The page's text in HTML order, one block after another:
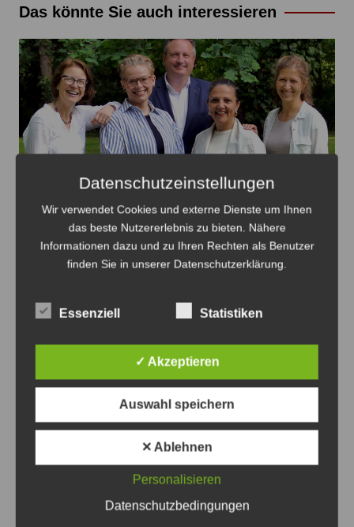
Das könnte Sie auch interessieren
Die Kandidaten für Ilten sind Anne-Cécile Blanc, Judith
Schmidt-Van Die, Sandy Steve Choitz, Helima Grüßing
und Laura Weber (v.li.) – Foto: Grüne
Grüne stellen Kandidaten für den
Ortsrat Ilten vor
8. August 2026 0
Datenschutzeinstellungen
Wir verwendet Cookies und externe Dienste um Ihnen
das beste Nutzererlebnis zu bieten. Nähere
Informationen dazu und zu Ihren Rechten als Benutzer
finden Sie in unserer Datenschutzerklärung.
Essenziell Statistiken
✓ Akzeptieren
Auswahl speichern
✕ Ablehnen
Personalisieren
Datenschutzbedingungen